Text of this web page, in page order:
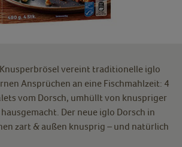
vereint traditionelle iglo
Ansprüchen an eine Fischmahlzeit: 4
vom Dorsch, umhüllt von knuspriger
Der neue iglo Dorsch in
zart & außen knusprig – und natürlich